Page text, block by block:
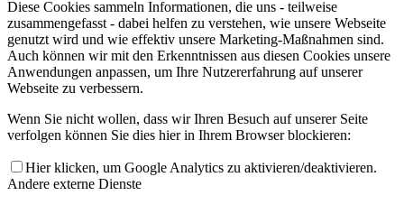
Diese Cookies sammeln Informationen, die uns - teilweise
zusammengefasst - dabei helfen zu verstehen, wie unsere Webseite
genutzt wird und wie effektiv unsere Marketing-Maßnahmen sind.
Auch können wir mit den Erkenntnissen aus diesen Cookies unsere
Anwendungen anpassen, um Ihre Nutzererfahrung auf unserer
Webseite zu verbessern.
Wenn Sie nicht wollen, dass wir Ihren Besuch auf unserer Seite
verfolgen können Sie dies hier in Ihrem Browser blockieren:
Hier klicken, um Google Analytics zu aktivieren/deaktivieren.
Andere externe Dienste